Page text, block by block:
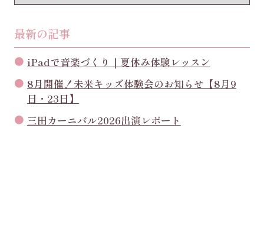
最新の記事
iPadで音楽づくり｜夏休み体験レッスン
8月開催！未来キッズ体験会のお知らせ【8月9
日・23日】
三田カーニバル2026出演レポート